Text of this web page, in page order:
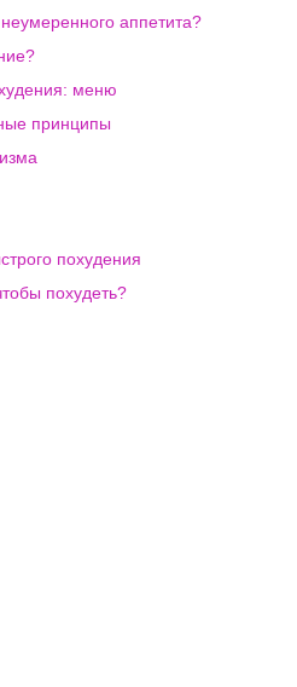
аппетита?
меню
принципы
похудения
похудеть?